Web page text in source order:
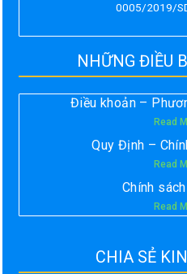
0005/2019/
NHỮNG ĐIỀU
Điều khoản –
Read
Quy Định –
Read
Chính
Read
CHIA SẺ